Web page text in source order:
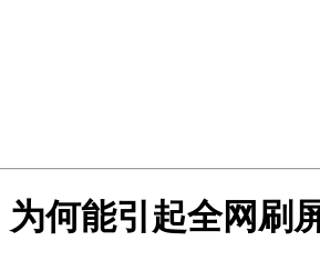
何能引起全网刷